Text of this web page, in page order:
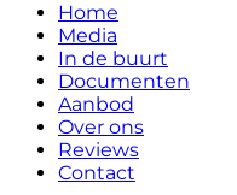
Home
Media
In de buurt
Documenten
Aanbod
Over ons
Reviews
Contact